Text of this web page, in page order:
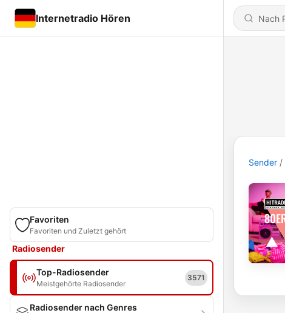
Internetradio Hören
Favoriten
Favoriten und Zuletzt gehört
Radiosender
Top-Radiosender
Meistgehörte Radiosender
3571
Radiosender nach Genres
Sender